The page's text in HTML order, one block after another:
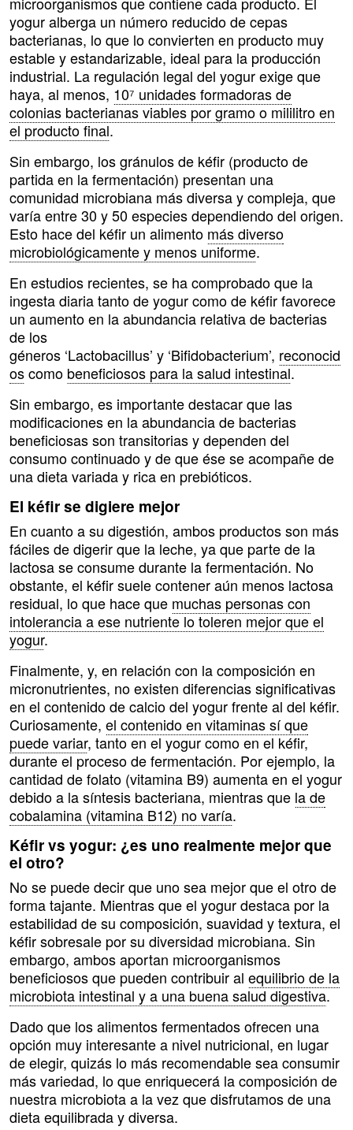
yogur alberga un número reducido de cepas
bacterianas, lo que lo convierten en producto muy
estable y estandarizable, ideal para la producción
industrial. La regulación legal del yogur exige que
haya, al menos, 10⁷ unidades formadoras de
colonias bacterianas viables por gramo o mililitro en
el producto final.
Sin embargo, los gránulos de kéfir (producto de
partida en la fermentación) presentan una
comunidad microbiana más diversa y compleja, que
varía entre 30 y 50 especies dependiendo del origen.
Esto hace del kéfir un alimento más diverso
microbiológicamente y menos uniforme.
En estudios recientes, se ha comprobado que la
ingesta diaria tanto de yogur como de kéfir favorece
un aumento en la abundancia relativa de bacterias
de los
géneros ‘Lactobacillus’ y ‘Bifidobacterium’, reconocid
oscomo beneficiosos para la salud intestinal.
Sin embargo, es importante destacar que las
modificaciones en la abundancia de bacterias
beneficiosas son transitorias y dependen del
consumo continuado y de que ése se acompañe de
una dieta variada y rica en prebióticos.
El kéfir se digiere mejor
En cuanto a su digestión, ambos productos son más
fáciles de digerir que la leche, ya que parte de la
lactosa se consume durante la fermentación. No
obstante, el kéfir suele contener aún menos lactosa
residual, lo que hace que muchas personas con
intolerancia a ese nutriente lo toleren mejor que el
yogur.
Finalmente, y, en relación con la composición en
micronutrientes, no existen diferencias significativas
en el contenido de calcio del yogur frente al del kéfir.
Curiosamente, el contenido en vitaminas sí que
puede variar, tanto en el yogur como en el kéfir,
durante el proceso de fermentación. Por ejemplo, la
cantidad de folato (vitamina B9) aumenta en el yogur
debido a la síntesis bacteriana, mientras que la de
cobalamina (vitamina B12) no varía.
Kéfir vs yogur: ¿es uno realmente mejor que
el otro?
No se puede decir que uno sea mejor que el otro de
forma tajante. Mientras que el yogur destaca por la
estabilidad de su composición, suavidad y textura, el
kéfir sobresale por su diversidad microbiana. Sin
embargo, ambos aportan microorganismos
beneficiosos que pueden contribuir al equilibrio de la
microbiota intestinal y a una buena salud digestiva.
Dado que los alimentos fermentados ofrecen una
opción muy interesante a nivel nutricional, en lugar
de elegir, quizás lo más recomendable sea consumir
más variedad, lo que enriquecerá la composición de
nuestra microbiota a la vez que disfrutamos de una
dieta equilibrada y diversa.